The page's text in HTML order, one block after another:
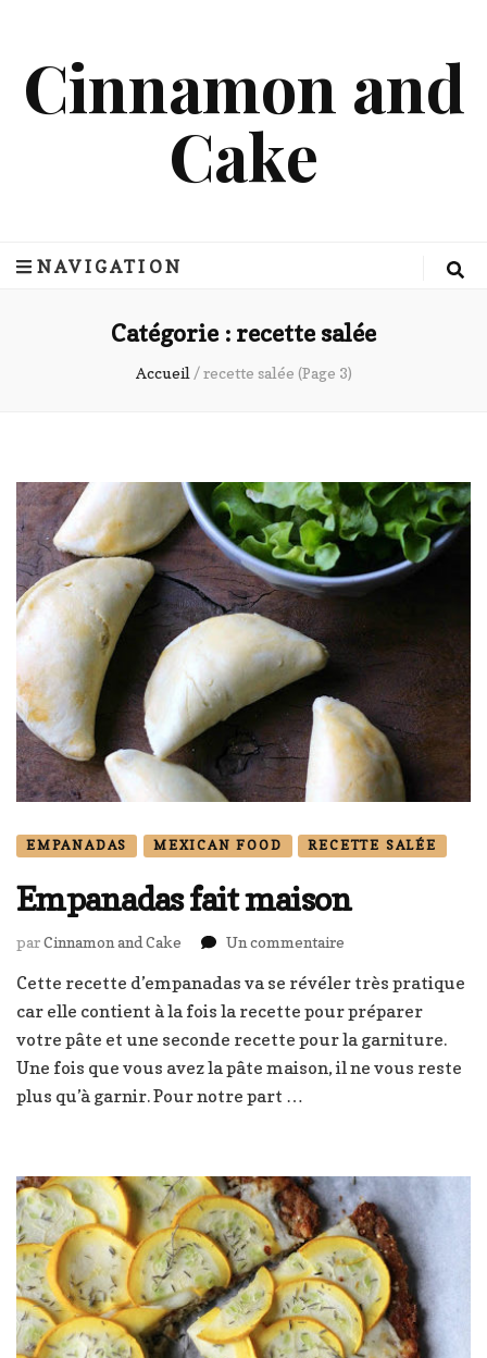
Cinnamon and
Cake
NAVIGATION
Catégorie : recette salée
Accueil / recette salée (Page 3)
EMPANADAS MEXICAN FOOD RECETTE SALÉE
Empanadas fait maison
parCinnamon and Cake Un commentaire
fait
maison
Cette recette d’empanadas va se révéler très pratique
car elle contient à la fois la recette pour préparer
votre pâte et une seconde recette pour la garniture.
Une fois que vous avez la pâte maison, il ne vous reste
plus qu’à garnir. Pour notre part …